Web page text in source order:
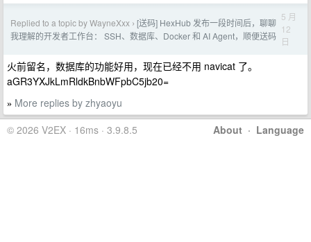
Replied to a topic by WayneXxx › [送码] HexHub 发布一段时间后，聊聊
我理解的开发者工作台： SSH、数据库、Docker 和 AI Agent，顺便送码
5 月
12
日
火前留名，数据库的功能好用，现在已经不用 navicat 了。
aGR3YXJkLmRldkBnbWFpbC5jb20=
» More replies by zhyaoyu
About · Language
© 2026 V2EX · 16ms · 3.9.8.5